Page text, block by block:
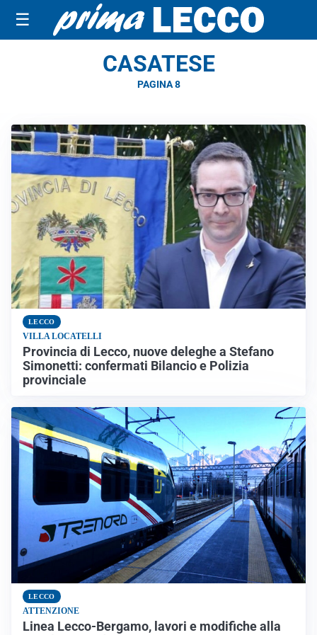
☰
CASATESE
PAGINA 8
LECCO
VILLA LOCATELLI
Provincia di Lecco, nuove deleghe a Stefano
Simonetti: confermati Bilancio e Polizia
provinciale
LECCO
ATTENZIONE
Linea Lecco-Bergamo, lavori e modifiche alla